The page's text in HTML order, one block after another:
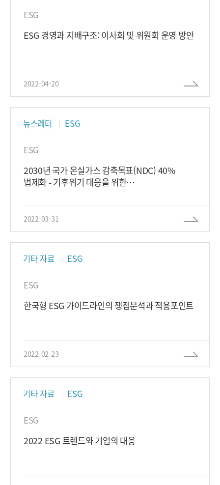
ESG
ESG 경영과 지배구조: 이사회 및 위원회 운영 방안
2022-04-20
뉴스레터 ESG
ESG
2030년 국가 온실가스 감축목표(NDC) 40%
법제화 - 기후위기 대응을 위한
2022-03-31
기타 자료 ESG
ESG
한국형 ESG 가이드라인의 쟁점분석과 적용포인트
2022-02-23
기타 자료 ESG
ESG
2022 ESG 트렌드와 기업의 대응